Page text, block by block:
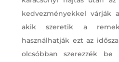
kedvezményekkel várják
akik szeretik a
használhatják ezt az
olcsóbban szerezzék be